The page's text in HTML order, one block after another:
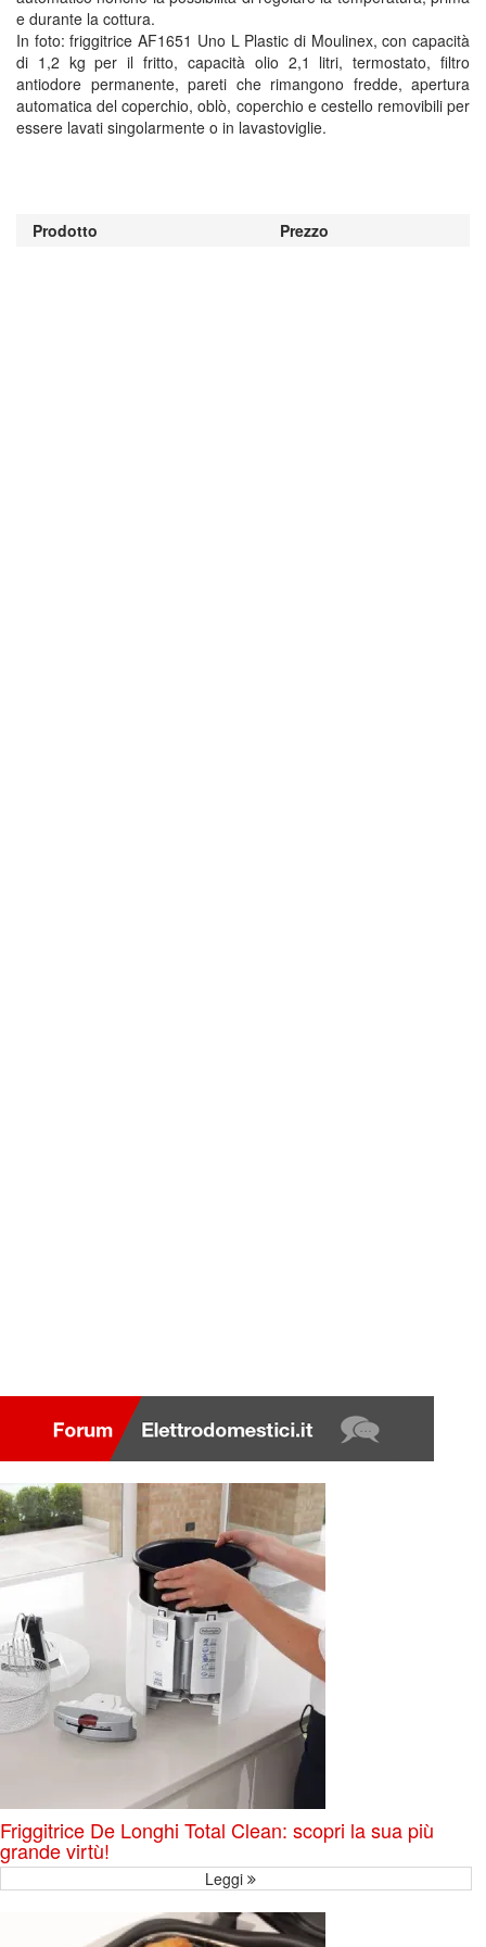
e durante la cottura.
In foto: friggitrice AF1651 Uno L Plastic di Moulinex, con capacità
di 1,2 kg per il fritto, capacità olio 2,1 litri, termostato, filtro
antiodore permanente, pareti che rimangono fredde, apertura
automatica del coperchio, oblò, coperchio e cestello removibili per
essere lavati singolarmente o in lavastoviglie.
Prodotto Prezzo
Friggitrice De Longhi Total Clean: scopri la sua più
grande virtù!
Leggi